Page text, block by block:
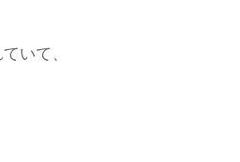
いて、